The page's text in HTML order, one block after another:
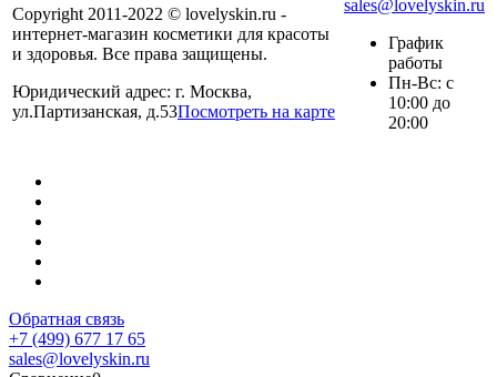
Copyright 2011-2022 © lovelyskin.ru -
интернет-магазин косметики для красоты
и здоровья. Все права защищены.
Юридический адрес: г. Москва,
ул.Партизанская, д.53Посмотреть на карте
sales@lovelyskin.ru
График
работы
Пн-Вс: с
10:00 до
20:00
Обратная связь
+7 (499) 677 17 65
sales@lovelyskin.ru